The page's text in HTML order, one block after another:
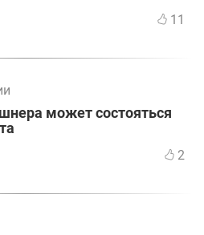
11
может состояться
2